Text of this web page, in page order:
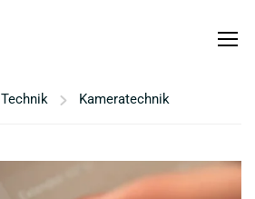
Technik Kameratechnik